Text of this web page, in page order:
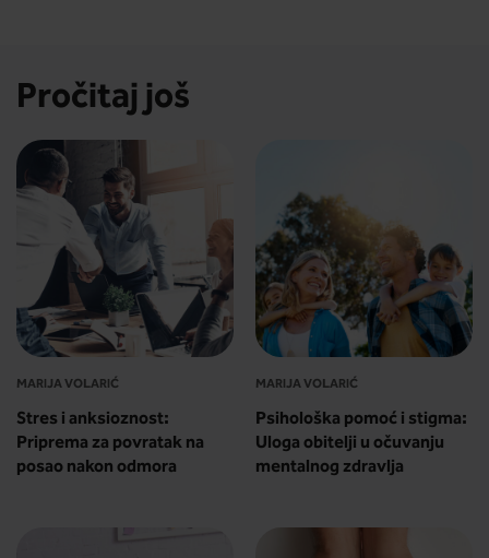
Pročitaj još
MARIJA VOLARIĆ
Stres i anksioznost:
Priprema za povratak na
posao nakon odmora
MARIJA VOLARIĆ
Psihološka pomoć i stigma:
Uloga obitelji u očuvanju
mentalnog zdravlja